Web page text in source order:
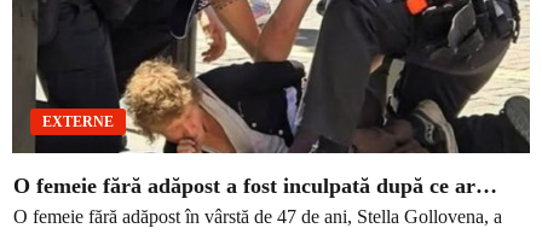
EXTERNE
O femeie fără adăpost a fost inculpată după ce ar…
O femeie fără adăpost în vârstă de 47 de ani, Stella Gollovena, a